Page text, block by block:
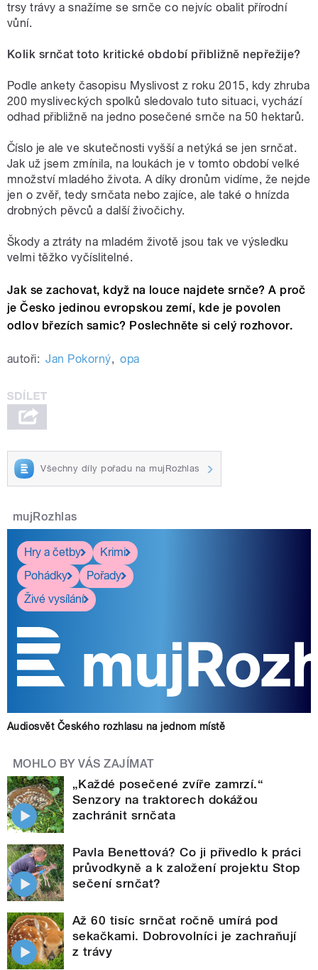
trsy trávy a snažíme se srnče co nejvíc obalit přírodní
vůní.
Kolik srnčat toto kritické období přibližně nepřežije?
Podle ankety časopisu Myslivost z roku 2015, kdy zhruba
200 mysliveckých spolků sledovalo tuto situaci, vychází
odhad přibližně na jedno posečené srnče na 50 hektarů.
Číslo je ale ve skutečnosti vyšší a netýká se jen srnčat.
Jak už jsem zmínila, na loukách je v tomto období velké
množství mladého života. A díky dronům vidíme, že nejde
jen o zvěř, tedy srnčata nebo zajíce, ale také o hnízda
drobných pěvců a další živočichy.
Škody a ztráty na mladém životě jsou tak ve výsledku
velmi těžko vyčíslitelné.
Jak se zachovat, když na louce najdete srnče? A proč
je Česko jedinou evropskou zemí, kde je povolen
odlov březích samic? Poslechněte si celý rozhovor.
autoři: Jan Pokorný, opa
Všechny díly pořadu na mujRozhlas
mujRozhlas
Hry a četby
Krimi
Pohádky
Pořady
Živé vysílání
Audiosvět Českého rozhlasu na jednom místě
MOHLO BY VÁS ZAJÍMAT
„Každé posečené zvíře zamrzí.“
Senzory na traktorech dokážou
zachránit srnčata
Pavla Benettová? Co ji přivedlo k práci
průvodkyně a k založení projektu Stop
sečení srnčat?
Až 60 tisíc srnčat ročně umírá pod
sekačkami. Dobrovolníci je zachraňují
z trávy